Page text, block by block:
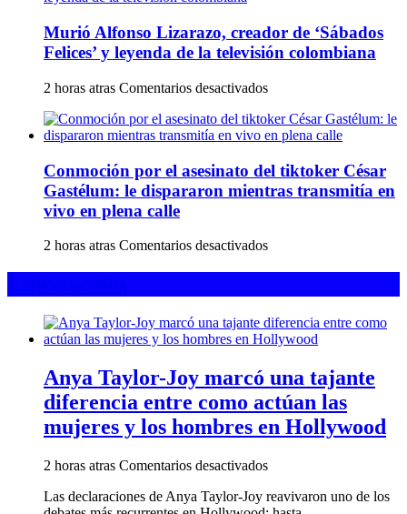
ADN
reveló
qué
con
rebaño
a
141
los
por
el
cruce
masivo
a
Ceuta
desde
Murió Alfonso Lizarazo, creador de ‘Sábados
Felices’ y leyenda de la televisión colombiana
2 horas atras Comentarios desactivadosen
Alfonso
Lizarazo,
de
‘Sábados
Felices’
de
colombiana
Conmoción por el asesinato del tiktoker César
Gastélum: le dispararon mientras transmitía en
vivo en plena calle
2 horas atras Comentarios desactivadosen
por
el
del
tiktoker
Gastélum:
le
dispararon
mientras
transmitía
vivo
plena
Anya Taylor-Joy marcó una tajante
diferencia entre como actúan las
mujeres y los hombres en Hollywood
2 horas atras Comentarios desactivadosen
Taylor-
Las declaraciones de Anya Taylor-Joy reavivaron uno de los